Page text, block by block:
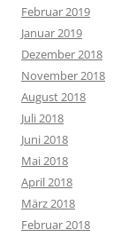
Februar 2019
Januar 2019
Dezember 2018
November 2018
August 2018
Juli 2018
Juni 2018
Mai 2018
April 2018
März 2018
Februar 2018